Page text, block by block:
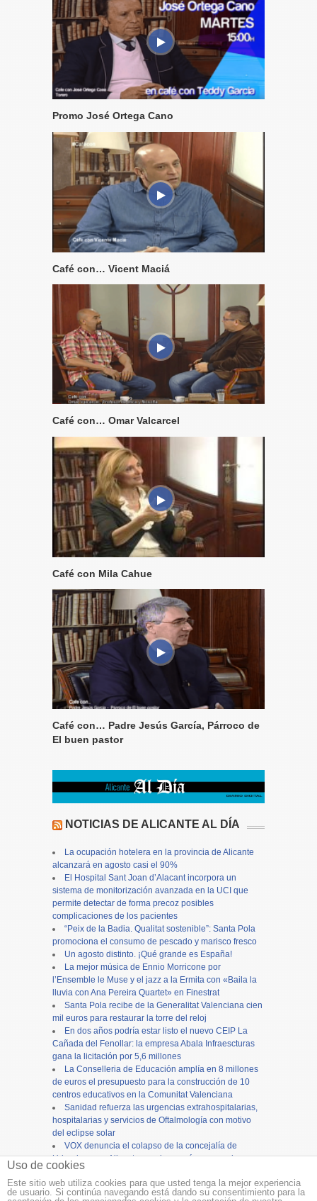
Promo José Ortega Cano
Café con… Vicent Maciá
Café con… Omar Valcarcel
Café con Mila Cahue
Café con… Padre Jesús García, Párroco de
El buen pastor
NOTICIAS DE ALICANTE AL DÍA
La ocupación hotelera en la provincia de Alicante
alcanzará en agosto casi el 90%
El Hospital Sant Joan d’Alacant incorpora un
sistema de monitorización avanzada en la UCI que
permite detectar de forma precoz posibles
complicaciones de los pacientes
“Peix de la Badia. Qualitat sostenible”: Santa Pola
promociona el consumo de pescado y marisco fresco
Un agosto distinto. ¡Qué grande es España!
La mejor música de Ennio Morricone por
l’Ensemble le Muse y el jazz a la Ermita con «Baila la
lluvia con Ana Pereira Quartet» en Finestrat
Santa Pola recibe de la Generalitat Valenciana cien
mil euros para restaurar la torre del reloj
En dos años podría estar listo el nuevo CEIP La
Cañada del Fenollar: la empresa Abala Infraescturas
gana la licitación por 5,6 millones
La Conselleria de Educación amplía en 8 millones
de euros el presupuesto para la construcción de 10
centros educativos en la Comunitat Valenciana
Sanidad refuerza las urgencias extrahospitalarias,
hospitalarias y servicios de Oftalmología con motivo
del eclipse solar
VOX denuncia el colapso de la concejalía de
Urbanismo en Alicante y reclama más personal para
evitar el bloqueo de inversiones
Uso de cookies
Este sitio web utiliza cookies para que usted tenga la mejor experiencia
de usuario. Si continúa navegando está dando su consentimiento para la